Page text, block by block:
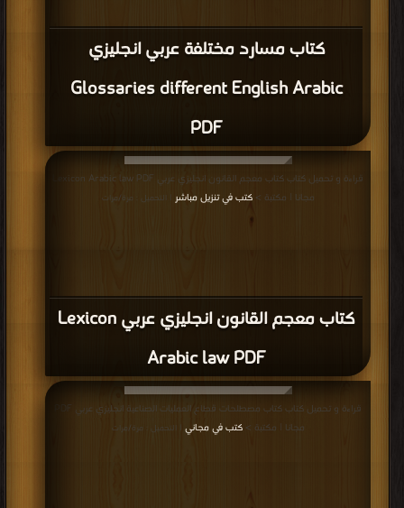
كتاب مسارد مختلفة عربي انجليزي
Glossaries different English Arabic
PDF
كتاب معجم القانون انجليزي عربي Lexicon
Arabic law PDF
قراءة و تحميل كتاب كتاب معجم القانون انجليزي عربي Lexicon Arabic law PDF
مجانا | مكتبة >كتب في تنزيل مباشر | التحميل : مرة/مرات
مجانا | مكتبة >كتب في مجاني | التحميل : مرة/مرات